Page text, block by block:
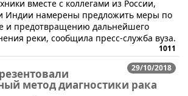
вместе с коллегами из России,
Индии намерены предложить меры по
и предотвращению дальнейшего
реки, сообщила пресс-служба вуза.
1011
29/10/2018
метод диагностики рака